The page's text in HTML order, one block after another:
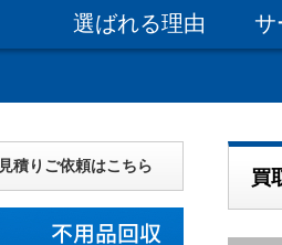
選ばれる理由 サ
買
積りご依頼はこちら